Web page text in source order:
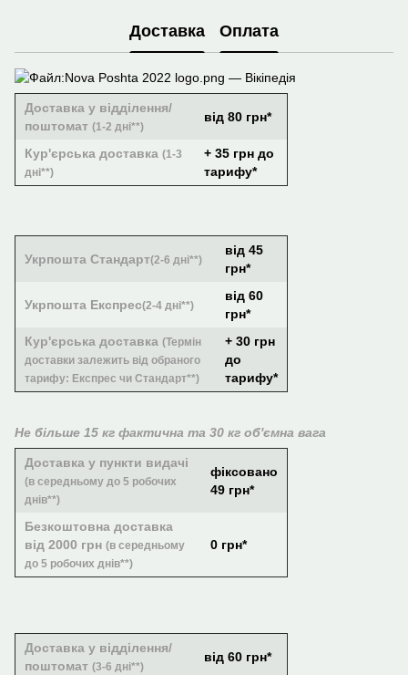
Доставка Оплата
Доставка у відділення/
поштомат (1-2 дні**)
від 80 грн*
Кур'єрська доставка (1-3
дні**)
+ 35 грн до
тарифу*
Укрпошта Стандарт(2-6 дні**)
від 45
грн*
Укрпошта Експрес(2-4 дні**)
від 60
грн*
Кур'єрська доставка (Термін
доставки залежить від обраного
тарифу: Експрес чи Стандарт**)
+ 30 грн
до
тарифу*
Не більше 15 кг фактична та 30 кг об'ємна вага
Доставка у пункти видачі
(в середньому до 5 робочих
днів**)
фіксовано
49 грн*
Безкоштовна доставка
від 2000 грн (в середньому
до 5 робочих днів**)
0 грн*
Доставка у відділення/
поштомат (3-6 дні**)
від 60 грн*